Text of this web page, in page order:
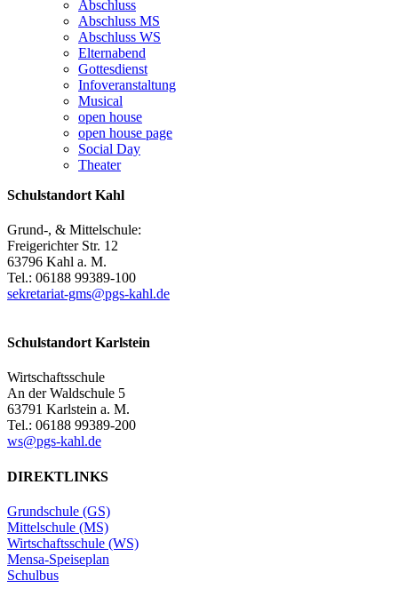
Abschluss
Abschluss MS
Abschluss WS
Elternabend
Gottesdienst
Infoveranstaltung
Musical
open house
open house page
Social Day
Theater
Schulstandort Kahl
Grund-, & Mittelschule:
Freigerichter Str. 12
63796 Kahl a. M.
Tel.: 06188 99389-100
sekretariat-gms@pgs-kahl.de
Schulstandort Karlstein
Wirtschaftsschule
An der Waldschule 5
63791 Karlstein a. M.
Tel.: 06188 99389-200
ws@pgs-kahl.de
DIREKTLINKS
Grundschule (GS)
Mittelschule (MS)
Wirtschaftsschule (WS)
Mensa-Speiseplan
Schulbus